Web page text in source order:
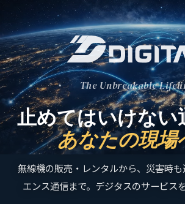
The Unbreakable
止めてはいけない
あなたの現場
無線機の販売・レンタルから、災害時
エンス通信まで。デジタスのサービス